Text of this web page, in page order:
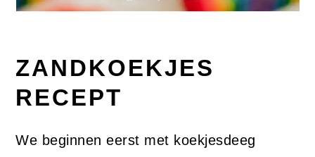
ZANDKOEKJES
RECEPT
We beginnen eerst met koekjesdeeg